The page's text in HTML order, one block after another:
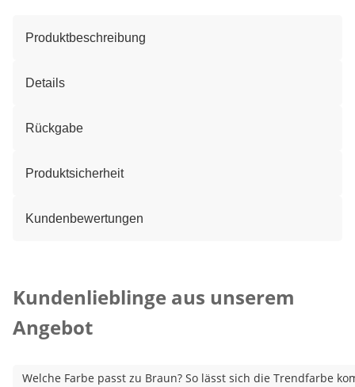
Produktbeschreibung
Details
Rückgabe
Produktsicherheit
Kundenbewertungen
Kundenlieblinge aus unserem
Angebot
Welche Farbe passt zu Braun? So lässt sich die Trendfarbe